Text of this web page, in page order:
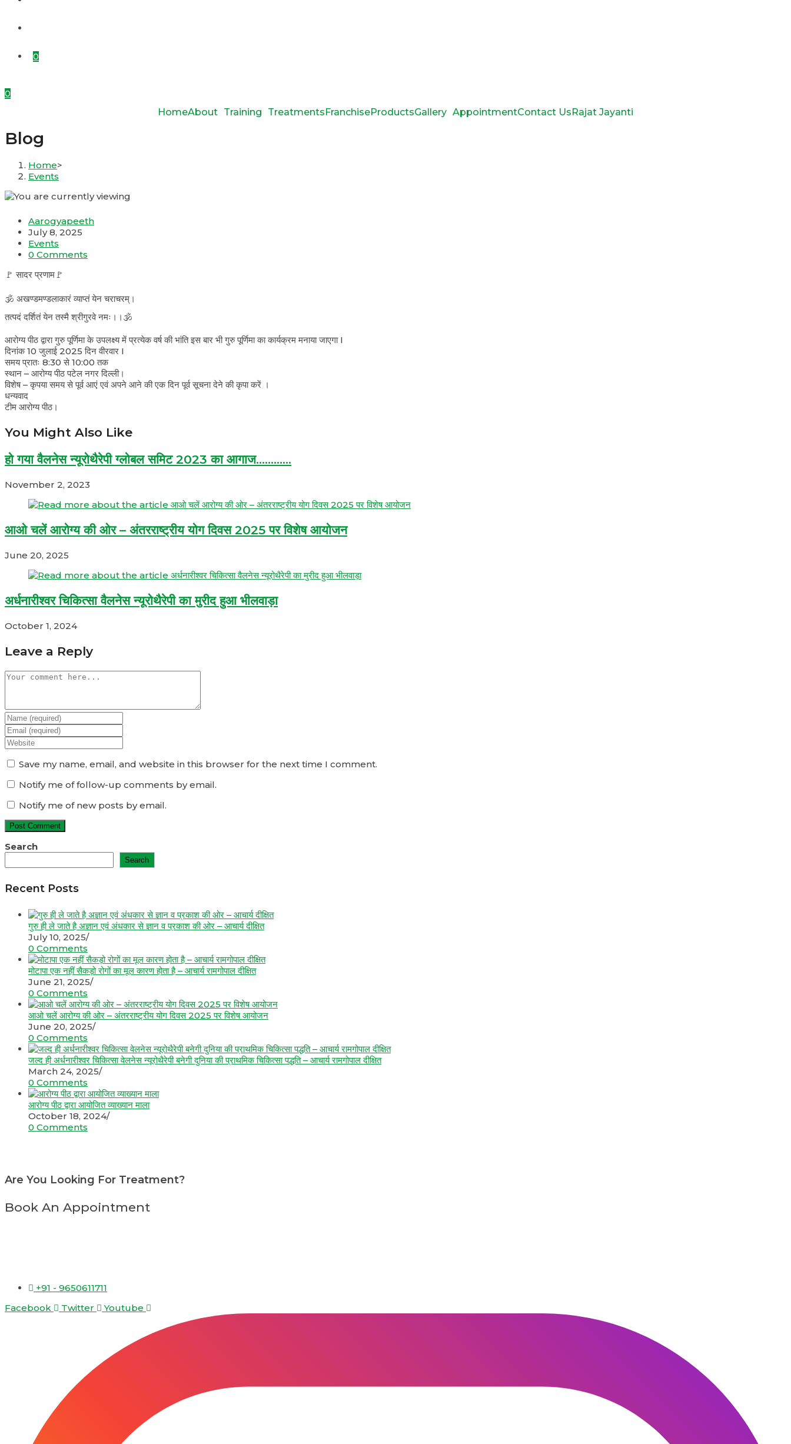
0
0
HomeAbout Training TreatmentsFranchiseProductsGallery AppointmentContact UsRajat Jayanti
Blog
Home>
Events
Post
author:
Aarogyapeeth
Post
published:
July 8, 2025
Post
category:
Events
Post
0 Comments
🚩 सादर प्रणाम🚩
🕉️ अखण्डमण्डलाकारं व्याप्तं येन चराचरम्।
तत्पदं दर्शितं येन तस्मै श्रीगुरवे नमः।।🕉️
आरोग्य पीठ द्वारा गुरु पूर्णिमा के उपलक्ष्य में प्रत्येक वर्ष की भांति इस बार भी गुरु पूर्णिमा का कार्यक्रम मनाया जाएगा I
दिनांक 10 जुलाई 2025 दिन वीरवार I
समय प्रातः 8:30 से 10:00 तक
स्थान – आरोग्य पीठ पटेल नगर दिल्ली।
विशेष – कृपया समय से पूर्व आएं एवं अपने आने की एक दिन पूर्व सूचना देने की कृपा करें ।
धन्यवाद
टीम आरोग्य पीठ।
You Might Also Like
हो गया वैलनेस न्यूरोथैरेपी ग्लोबल समिट 2023 का आगाज…………
November 2, 2023
आओ चलें आरोग्य की ओर – अंतरराष्ट्रीय योग दिवस 2025 पर विशेष आयोजन
June 20, 2025
अर्धनारीश्वर चिकित्सा वैलनेस न्यूरोथैरेपी का मुरीद हुआ भीलवाड़ा
October 1, 2024
Leave a Reply
Comment
Enter
your
name
or
username
comment
Enter
your
email
address
comment
Enter
your
website
(optional)
Save my name, email, and website in this browser for the next time I comment.
Notify me of follow-up comments by email.
Notify me of new posts by email.
Search
Search
Recent Posts
गुरु ही ले जाते है अज्ञान एवं अंधकार से ज्ञान व प्रकाश की ओर – आचार्य दीक्षित
July 10, 2025/
0 Comments
मोटापा एक नहीं सैकड़ो रोगों का मूल कारण होता है – आचार्य रामगोपाल दीक्षित
June 21, 2025/
0 Comments
आओ चलें आरोग्य की ओर – अंतरराष्ट्रीय योग दिवस 2025 पर विशेष आयोजन
June 20, 2025/
0 Comments
जल्द ही अर्धनारीश्वर चिकित्सा वेलनेस न्यूरोथैरेपी बनेगी दुनिया की प्राथमिक चिकित्सा पद्धति – आचार्य रामगोपाल दीक्षित
March 24, 2025/
0 Comments
आरोग्य पीठ द्वारा आयोजित व्याख्यान माला
October 18, 2024/
0 Comments
Are You Looking For Treatment?
Book An Appointment
+91 - 9650611711
Facebook
Twitter Youtube